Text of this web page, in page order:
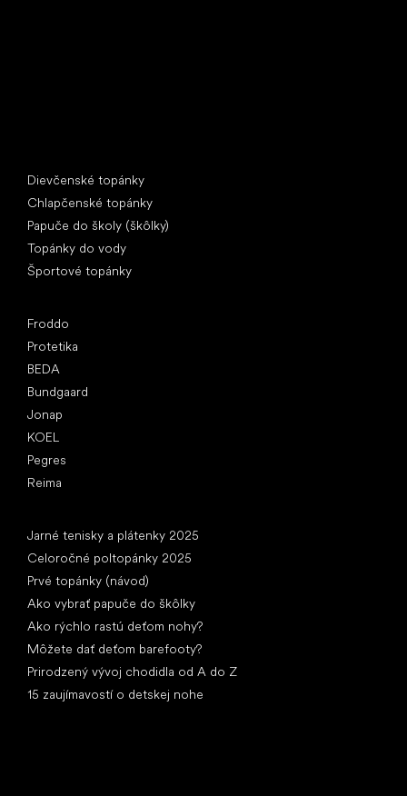
Dievčenské topánky
Chlapčenské topánky
Papuče do školy (škôlky)
Topánky do vody
Športové topánky
Froddo
Protetika
BEDA
Bundgaard
Jonap
KOEL
Pegres
Reima
Jarné tenisky a plátenky 2025
Celoročné poltopánky 2025
Prvé topánky (návod)
Ako vybrať papuče do škôlky
Ako rýchlo rastú deťom nohy?
Môžete dať deťom barefooty?
Prirodzený vývoj chodidla od A do Z
15 zaujímavostí o detskej nohe